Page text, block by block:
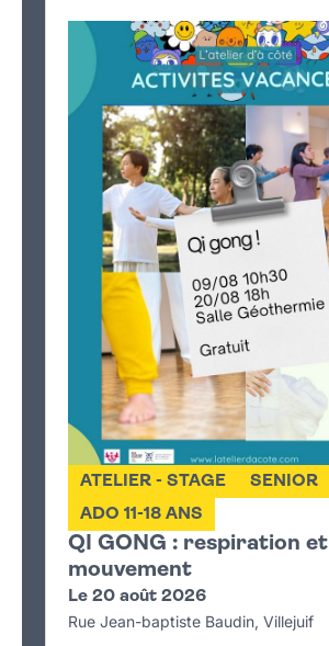
QI GONG : respiration et
mouvement
ATELIER - STAGE SENIOR
ADO 11-18 ANS
Le 20 août 2026
Rue Jean-baptiste Baudin, Villejuif